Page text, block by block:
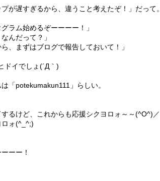
が遅すぎるから、違うこと考えたぞ！」だって。
ラム始めるぞーーーー！」
んだって？」
、まずはブログで報告しておいて！」
イでしょ(´Д｀)
「potekumakun111」らしい。
るけど、これからも応援シクヨロォ～～(^O^)／
ロォ(^_^;)
ーー！